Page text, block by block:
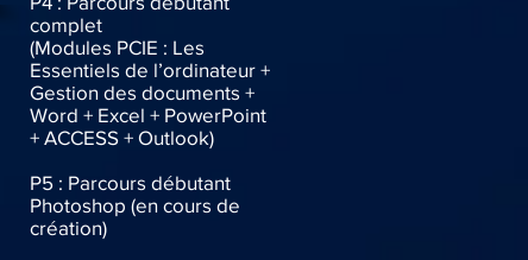
complet
(Modules PCIE : Les
Essentiels de l’ordinateur +
Gestion des documents +
Word + Excel + PowerPoint
+ ACCESS + Outlook)
P5 : Parcours débutant
Photoshop (en cours de
création)